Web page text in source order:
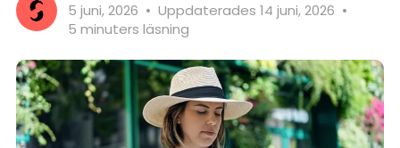
5 juni, 2026 • Uppdaterades 14 juni, 2026 •
5 minuters läsning